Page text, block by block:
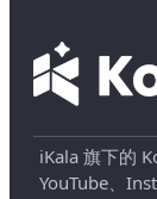
iKala 旗下的
YouTube、